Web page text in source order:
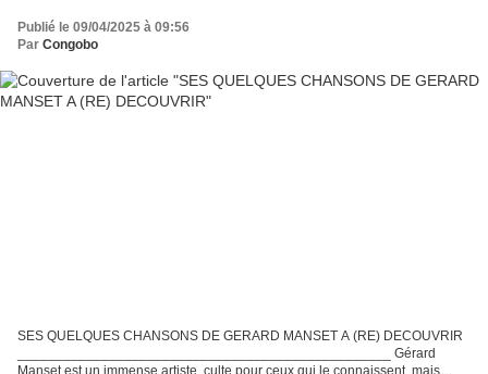
Publié le 09/04/2025 à 09:56
Par Congobo
SES QUELQUES CHANSONS DE GERARD MANSET A (RE) DECOUVRIR
_________________________________________________ Gérard
Manset est un immense artiste, culte pour ceux qui le connaissent, mais